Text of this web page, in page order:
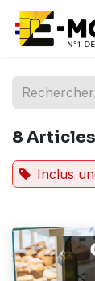
Se rendre au
8 Articles
Inclus